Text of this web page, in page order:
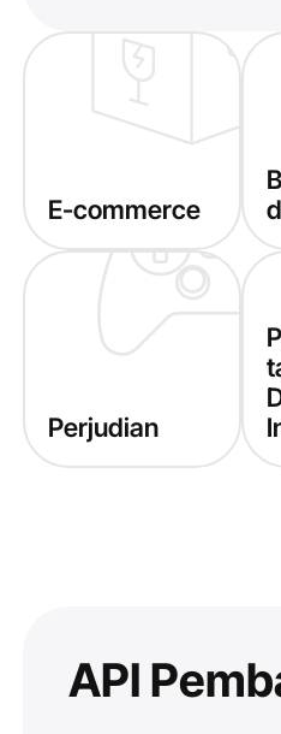
E-commerce
Perjudian
API